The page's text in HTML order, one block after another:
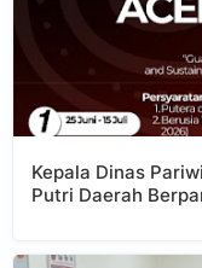
Kepala Dinas
Putri Daerah